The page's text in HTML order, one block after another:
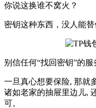
你说这换谁不窝火？
密钥这种东西，没人能替
别信任何“找回密钥”的服
一旦真心想要保险, 那
诸如老家的抽屉里边儿,
可。